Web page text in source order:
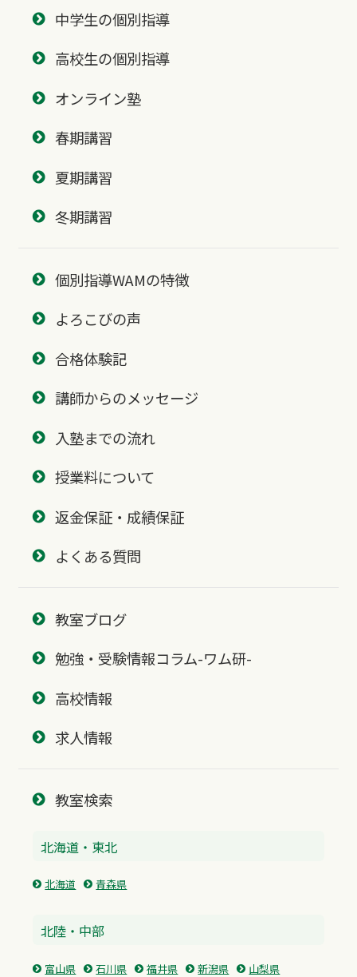
中学生の個別指導
高校生の個別指導
オンライン塾
春期講習
夏期講習
冬期講習
個別指導WAMの特徴
よろこびの声
合格体験記
講師からのメッセージ
入塾までの流れ
授業料について
返金保証・成績保証
よくある質問
教室ブログ
勉強・受験情報コラム-ワム研-
高校情報
求人情報
教室検索
北海道・東北
北海道 青森県
北陸・中部
富山県 石川県 福井県 新潟県
山梨県